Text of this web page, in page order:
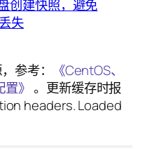
参考：
《CentOS、
》 。更新缓存时报
headers. Loaded